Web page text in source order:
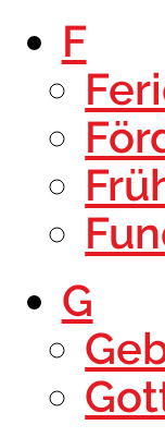
F
G